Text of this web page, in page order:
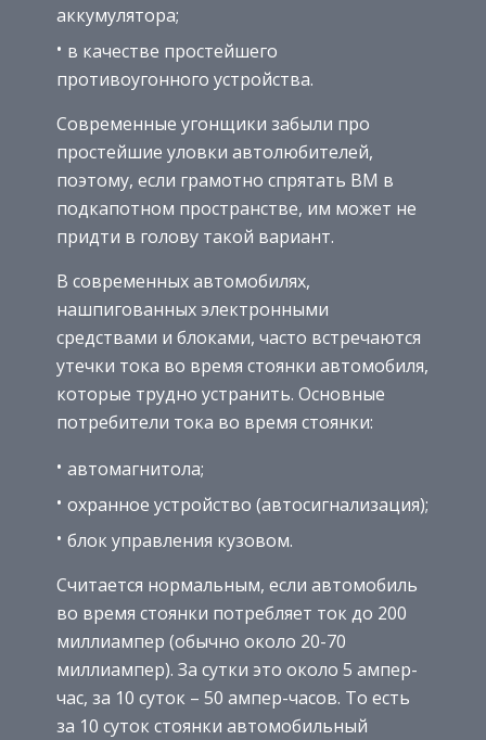
аккумулятора;
в качестве простейшего
противоугонного устройства.
Современные угонщики забыли про
простейшие уловки автолюбителей,
поэтому, если грамотно спрятать ВМ в
подкапотном пространстве, им может не
придти в голову такой вариант.
В современных автомобилях,
нашпигованных электронными
средствами и блоками, часто встречаются
утечки тока во время стоянки автомобиля,
которые трудно устранить. Основные
потребители тока во время стоянки:
автомагнитола;
охранное устройство (автосигнализация);
блок управления кузовом.
Считается нормальным, если автомобиль
во время стоянки потребляет ток до 200
миллиампер (обычно около 20-70
миллиампер). За сутки это около 5 ампер-
час, за 10 суток – 50 ампер-часов. То есть
за 10 суток стоянки автомобильный